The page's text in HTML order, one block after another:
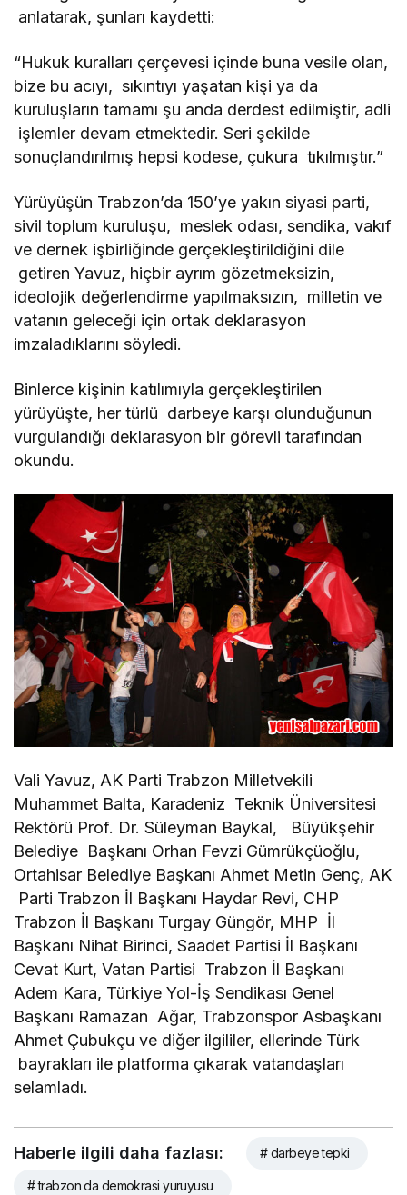
anlatarak, şunları kaydetti:
“Hukuk kuralları çerçevesi içinde buna vesile olan,
bize bu acıyı, sıkıntıyı yaşatan kişi ya da
kuruluşların tamamı şu anda derdest edilmiştir, adli
işlemler devam etmektedir. Seri şekilde
sonuçlandırılmış hepsi kodese, çukura tıkılmıştır.”
Yürüyüşün Trabzon’da 150’ye yakın siyasi parti,
sivil toplum kuruluşu, meslek odası, sendika, vakıf
ve dernek işbirliğinde gerçekleştirildiğini dile
getiren Yavuz, hiçbir ayrım gözetmeksizin,
ideolojik değerlendirme yapılmaksızın, milletin ve
vatanın geleceği için ortak deklarasyon
imzaladıklarını söyledi.
Binlerce kişinin katılımıyla gerçekleştirilen
yürüyüşte, her türlü darbeye karşı olunduğunun
vurgulandığı deklarasyon bir görevli tarafından
okundu.
Vali Yavuz, AK Parti Trabzon Milletvekili
Muhammet Balta, Karadeniz Teknik Üniversitesi
Rektörü Prof. Dr. Süleyman Baykal, Büyükşehir
Belediye Başkanı Orhan Fevzi Gümrükçüoğlu,
Ortahisar Belediye Başkanı Ahmet Metin Genç, AK
Parti Trabzon İl Başkanı Haydar Revi, CHP
Trabzon İl Başkanı Turgay Güngör, MHP İl
Başkanı Nihat Birinci, Saadet Partisi İl Başkanı
Cevat Kurt, Vatan Partisi Trabzon İl Başkanı
Adem Kara, Türkiye Yol-İş Sendikası Genel
Başkanı Ramazan Ağar, Trabzonspor Asbaşkanı
Ahmet Çubukçu ve diğer ilgililer, ellerinde Türk
bayrakları ile platforma çıkarak vatandaşları
selamladı.
Haberle ilgili daha fazlası: # darbeye tepki
# trabzon da demokrasi yuruyusu